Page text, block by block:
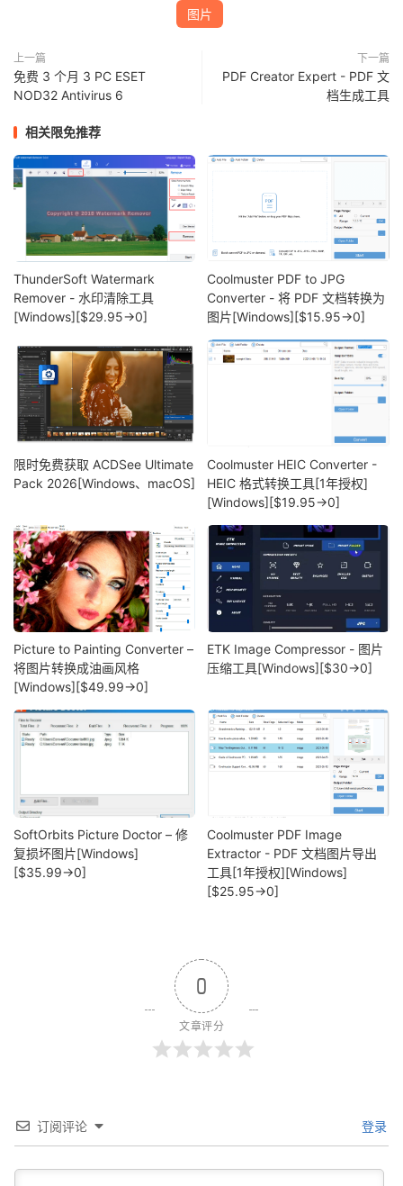
图片
上一篇
免费 3 个月 3 PC ESET
NOD32 Antivirus 6
下一篇
PDF Creator Expert - PDF 文
档生成工具
相关限免推荐
ThunderSoft Watermark
Remover - 水印清除工具
[Windows][$29.95→0]
Coolmuster PDF to JPG
Converter - 将 PDF 文档转换为
图片[Windows][$15.95→0]
限时免费获取 ACDSee Ultimate
Pack 2026[Windows、macOS]
Coolmuster HEIC Converter -
HEIC 格式转换工具[1年授权]
[Windows][$19.95→0]
Picture to Painting Converter –
将图片转换成油画风格
[Windows][$49.99→0]
ETK Image Compressor - 图片
压缩工具[Windows][$30→0]
SoftOrbits Picture Doctor – 修
复损坏图片[Windows]
[$35.99→0]
Coolmuster PDF Image
Extractor - PDF 文档图片导出
工具[1年授权][Windows]
[$25.95→0]
0
文章评分
订阅评论 登录